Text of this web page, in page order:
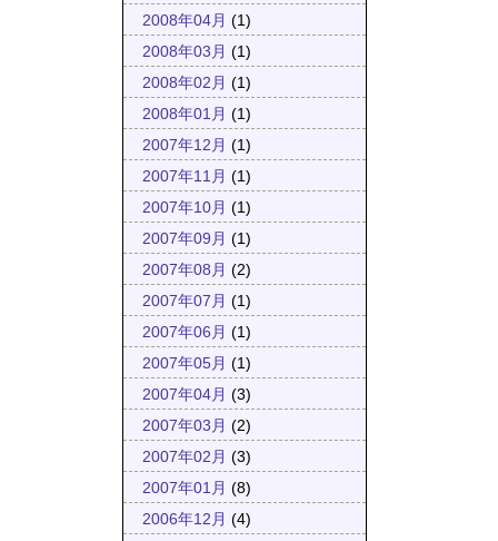
2008年04月 (1)
2008年03月 (1)
2008年02月 (1)
2008年01月 (1)
2007年12月 (1)
2007年11月 (1)
2007年10月 (1)
2007年09月 (1)
2007年08月 (2)
2007年07月 (1)
2007年06月 (1)
2007年05月 (1)
2007年04月 (3)
2007年03月 (2)
2007年02月 (3)
2007年01月 (8)
2006年12月 (4)